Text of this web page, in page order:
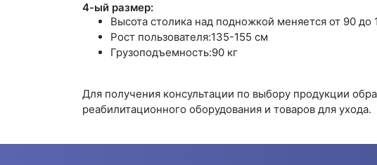
4-ый размер:
Высота столика над подножкой меняется от 90 до
Рост пользователя:135-155 см
Грузоподъемность:90 кг
Для получения консультации по выбору продукции
реабилитационного оборудования и товаров для ухода.